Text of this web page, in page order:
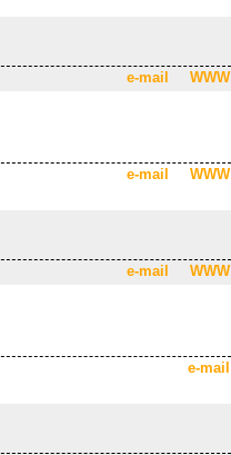
e-mail WWW
e-mail WWW
e-mail WWW
e-mail